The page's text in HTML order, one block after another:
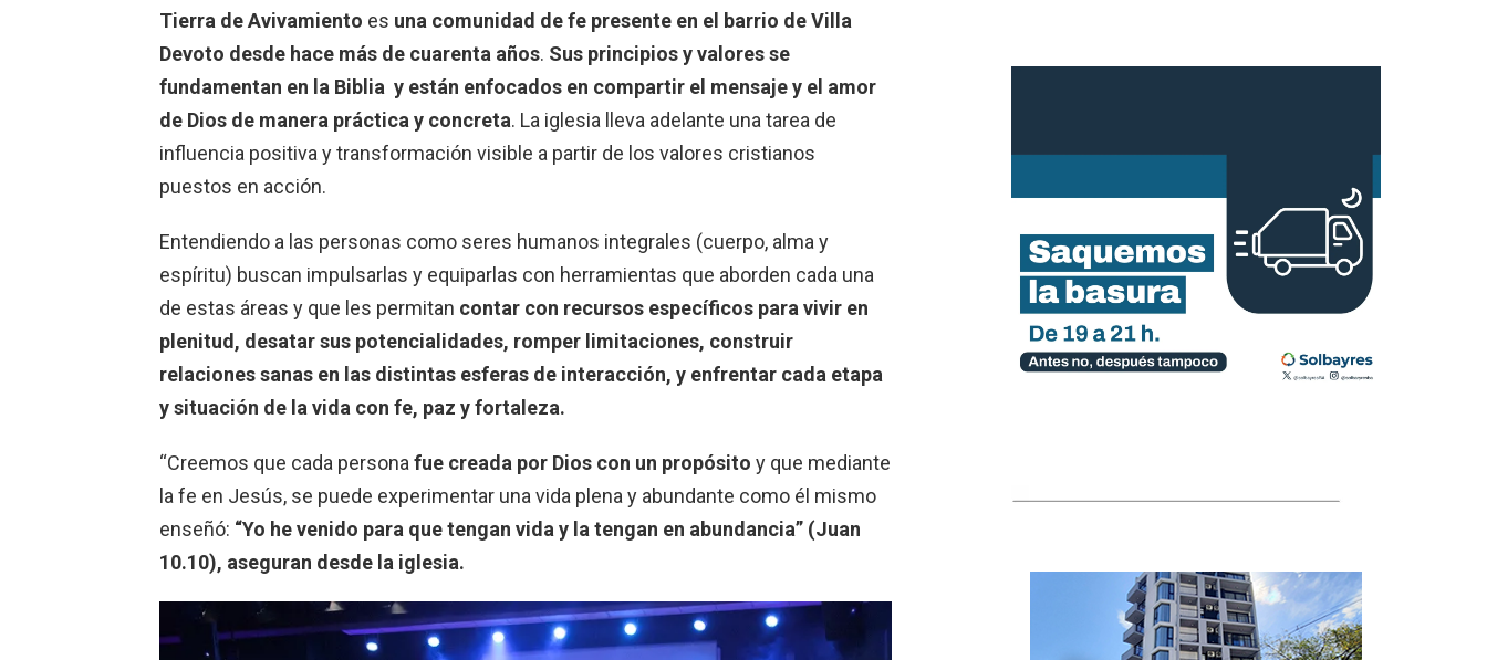
Tierra de Avivamiento es una comunidad de fe presente en el barrio de Villa
Devoto desde hace más de cuarenta años. Sus principios y valores se
fundamentan en la Biblia y están enfocados en compartir el mensaje y el amor
de Dios de manera práctica y concreta. La iglesia lleva adelante una tarea de
influencia positiva y transformación visible a partir de los valores cristianos
puestos en acción.
Entendiendo a las personas como seres humanos integrales (cuerpo, alma y
espíritu) buscan impulsarlas y equiparlas con herramientas que aborden cada una
de estas áreas y que les permitan contar con recursos específicos para vivir en
plenitud, desatar sus potencialidades, romper limitaciones, construir
relaciones sanas en las distintas esferas de interacción, y enfrentar cada etapa
y situación de la vida con fe, paz y fortaleza.
“Creemos que cada persona fue creada por Dios con un propósito y que mediante
la fe en Jesús, se puede experimentar una vida plena y abundante como él mismo
enseñó: “Yo he venido para que tengan vida y la tengan en abundancia” (Juan
10.10), aseguran desde la iglesia.